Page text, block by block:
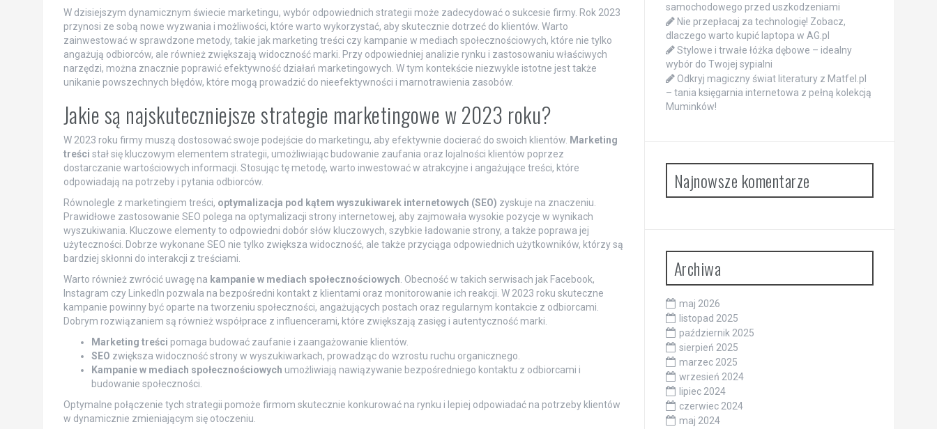
W dzisiejszym dynamicznym świecie marketingu, wybór odpowiednich strategii może zadecydować o sukcesie firmy. Rok 2023
przynosi ze sobą nowe wyzwania i możliwości, które warto wykorzystać, aby skutecznie dotrzeć do klientów. Warto
zainwestować w sprawdzone metody, takie jak marketing treści czy kampanie w mediach społecznościowych, które nie tylko
angażują odbiorców, ale również zwiększają widoczność marki. Przy odpowiedniej analizie rynku i zastosowaniu właściwych
narzędzi, można znacznie poprawić efektywność działań marketingowych. W tym kontekście niezwykle istotne jest także
unikanie powszechnych błędów, które mogą prowadzić do nieefektywności i marnotrawienia zasobów.
Jakie są najskuteczniejsze strategie marketingowe w 2023 roku?
W 2023 roku firmy muszą dostosować swoje podejście do marketingu, aby efektywnie docierać do swoich klientów. Marketing
treści stał się kluczowym elementem strategii, umożliwiając budowanie zaufania oraz lojalności klientów poprzez
dostarczanie wartościowych informacji. Stosując tę metodę, warto inwestować w atrakcyjne i angażujące treści, które
odpowiadają na potrzeby i pytania odbiorców.
Równolegle z marketingiem treści, optymalizacja pod kątem wyszukiwarek internetowych (SEO) zyskuje na znaczeniu.
Prawidłowe zastosowanie SEO polega na optymalizacji strony internetowej, aby zajmowała wysokie pozycje w wynikach
wyszukiwania. Kluczowe elementy to odpowiedni dobór słów kluczowych, szybkie ładowanie strony, a także poprawa jej
użyteczności. Dobrze wykonane SEO nie tylko zwiększa widoczność, ale także przyciąga odpowiednich użytkowników, którzy są
bardziej skłonni do interakcji z treściami.
Warto również zwrócić uwagę na kampanie w mediach społecznościowych . Obecność w takich serwisach jak Facebook,
Instagram czy LinkedIn pozwala na bezpośredni kontakt z klientami oraz monitorowanie ich reakcji. W 2023 roku skuteczne
kampanie powinny być oparte na tworzeniu społeczności, angażujących postach oraz regularnym kontakcie z odbiorcami.
Dobrym rozwiązaniem są również współprace z influencerami, które zwiększają zasięg i autentyczność marki.
Marketing treści pomaga budować zaufanie i zaangażowanie klientów.
SEO zwiększa widoczność strony w wyszukiwarkach, prowadząc do wzrostu ruchu organicznego.
Kampanie w mediach społecznościowych umożliwiają nawiązywanie bezpośredniego kontaktu z odbiorcami i
budowanie społeczności.
Optymalne połączenie tych strategii pomoże firmom skutecznie konkurować na rynku i lepiej odpowiadać na potrzeby klientów
w dynamicznie zmieniającym się otoczeniu.
samochodowego przed uszkodzeniami
Nie przepłacaj za technologię! Zobacz,
dlaczego warto kupić laptopa w AG.pl
Stylowe i trwałe łóżka dębowe – idealny
wybór do Twojej sypialni
Odkryj magiczny świat literatury z Matfel.pl
– tania księgarnia internetowa z pełną kolekcją
Muminków!
Najnowsze komentarze
Archiwa
maj 2026
listopad 2025
październik 2025
sierpień 2025
marzec 2025
wrzesień 2024
lipiec 2024
czerwiec 2024
maj 2024